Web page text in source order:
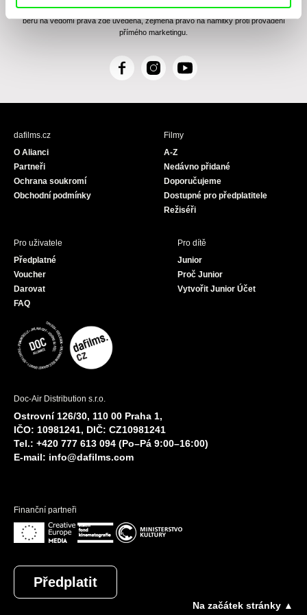
Zásady zpracování osobních údajů, textu rozumím a souhlasím s ním, přičemž
beru na vědomí práva zde uvedená, zejména právo na námitky proti provádění
přímého marketingu.
F
c
I
s
Y
u
dafilms.cz
O Alianci
Partneři
Ochrana soukromí
Obchodní podmínky
Filmy
A-Z
Nedávno přidané
Doporučujeme
Dostupné pro předplatitele
Režiséři
Pro uživatele
Předplatné
Voucher
Darovat
FAQ
Pro dítě
Junior
Proč Junior
Vytvořit Junior Účet
Doc-Air Distribution s.r.o.
Ostrovní 126/30, 110 00 Praha 1,
IČO: 10981241, DIČ: CZ10981241
Tel.: +420 777 613 094 (Po–Pá 9:00–16:00)
E-mail: info@dafilms.com
Finanční partneři
Předplatit
Na začátek stránky ▲